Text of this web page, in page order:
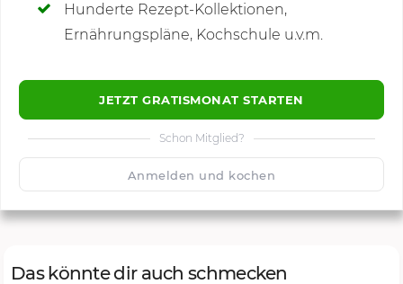
Hunderte Rezept-Kollektionen,
Ernährungspläne, Kochschule u.v.m.
JETZT GRATISMONAT STARTEN
Schon Mitglied?
Anmelden und kochen
Kommentare
🙂 Speichern
Das könnte dir auch schmecken